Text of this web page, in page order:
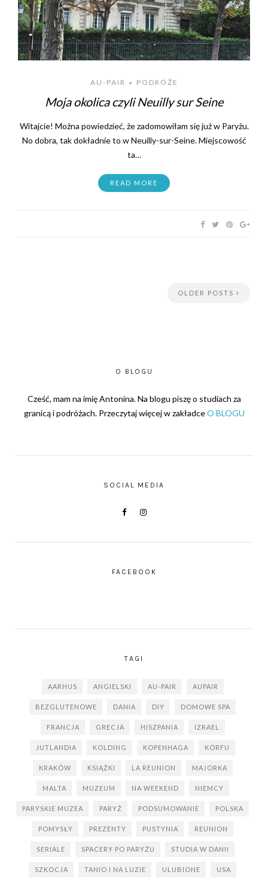
AU-PAIR • PODRÓŻE
Moja okolica czyli Neuilly sur Seine
Witajcie! Można powiedzieć, że zadomowiłam się już w Paryżu.
No dobra, tak dokładnie to w Neuilly-sur-Seine. Miejscowość
ta…
READ MORE
OLDER POSTS
O BLOGU
Cześć, mam na imię Antonina. Na blogu piszę o studiach za
granicą i podróżach. Przeczytaj więcej w zakładceO BLOGU
SOCIAL MEDIA
FACEBOOK
TAGI
AARHUS ANGIELSKI AU-PAIR AUPAIR
BEZGLUTENOWE DANIA DIY DOMOWE SPA
FRANCJA GRECJA HISZPANIA IZRAEL
JUTLANDIA KOLDING KOPENHAGA KORFU
KRAKÓW KSIĄŻKI LA REUNION MAJORKA
MALTA MUZEUM NA WEEKEND NIEMCY
PARYSKIE MUZEA PARYŻ PODSUMOWANIE POLSKA
POMYSŁY PREZENTY PUSTYNIA REUNION
SERIALE SPACERY PO PARYŻU STUDIA W DANII
SZKOCJA TANIO I NA LUZIE ULUBIONE USA